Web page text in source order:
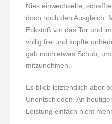
Nies einwechselte,
doch noch den Ausgleich.
Eckstoß vor das Tor und
völlig frei und köpfte
gab noch etwas Schub,
mitzunehmen.
Es blieb letztendlich aber
Unentschieden. An
Leistung einfach nicht